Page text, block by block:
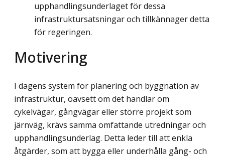
upphandlingsunderlaget för dessa
infrastruktursatsningar och tillkännager detta
för regeringen.
Motivering
I dagens system för planering och byggnation av
infrastruktur, oavsett om det handlar om
cykelvägar, gångvägar eller större projekt som
järnväg, krävs samma omfattande utredningar och
upphandlingsunderlag. Detta leder till att enkla
åtgärder, som att bygga eller underhålla gång- och